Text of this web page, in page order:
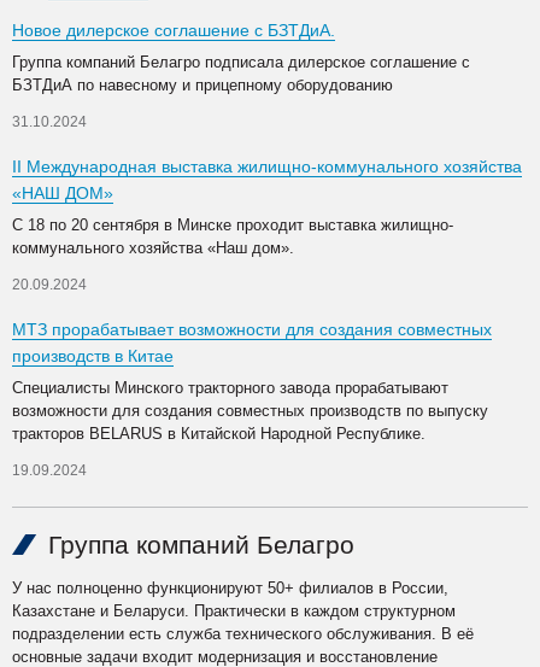
Новое дилерское соглашение с БЗТДиА.
Группа компаний Белагро подписала дилерское соглашение с
БЗТДиА по навесному и прицепному оборудованию
31.10.2024
II Международная выставка жилищно-коммунального хозяйства
«НАШ ДОМ»
С 18 по 20 сентября в Минске проходит выставка жилищно-
коммунального хозяйства «Наш дом».
20.09.2024
МТЗ прорабатывает возможности для создания совместных
производств в Китае
Специалисты Минского тракторного завода прорабатывают
возможности для создания совместных производств по выпуску
тракторов BELARUS в Китайской Народной Республике.
19.09.2024
Группа компаний Белагро
У нас полноценно функционируют 50+ филиалов в России,
Казахстане и Беларуси. Практически в каждом структурном
подразделении есть служба технического обслуживания. В её
основные задачи входит модернизация и восстановление